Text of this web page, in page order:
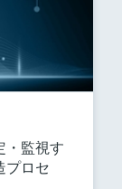
・監視す
プロセ